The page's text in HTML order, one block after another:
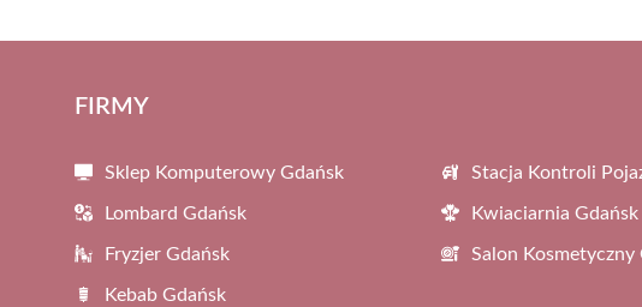
FIRMY
Sklep Komputerowy Gdańsk Stacja Kontroli
Lombard Gdańsk Kwiaciarnia Gdańsk
Fryzjer Gdańsk Salon Kosmetyczny
Kebab Gdańsk